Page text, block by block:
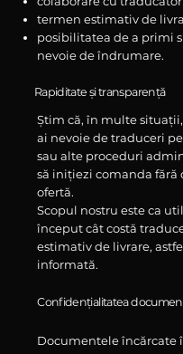
termen estimativ de
posibilitatea de a primi
nevoie de îndrumare.
Rapiditate și transparență
Știm că, în multe
ai nevoie de traduceri
sau alte proceduri
să inițiezi comanda fără
ofertă.
Scopul nostru este ca
început cât costă
estimativ de livrare,
informată.
Confidențialitatea
Documentele